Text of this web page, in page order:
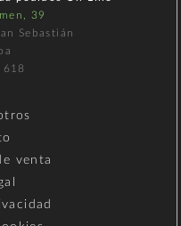
39
Sebastián
venta